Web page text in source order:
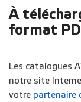
À
format
Les catalogues
notre site
votre partenaire